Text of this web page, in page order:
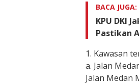
BACA JUGA:
KPU DKI
Pastikan
1. Kawasan
a. Jalan
Jalan Medan